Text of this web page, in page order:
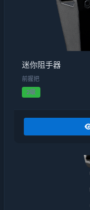
迷你阻手器
前握把
2级